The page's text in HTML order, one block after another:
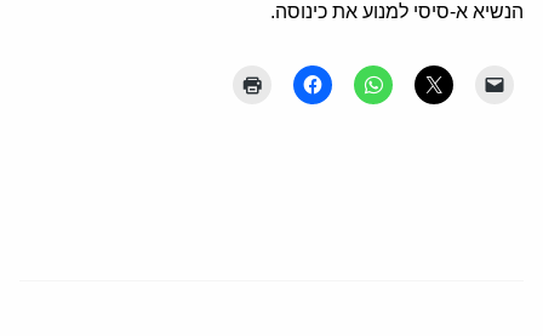
הנשיא א-סיסי למנוע את כינוסה.